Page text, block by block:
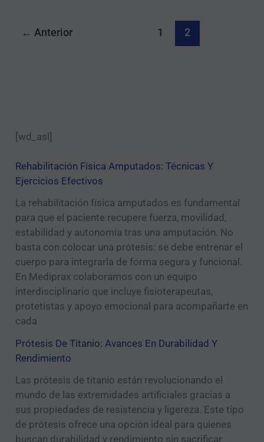
← Anterior 1 2
[wd_asl]
Rehabilitación Física Amputados: Técnicas Y
Ejercicios Efectivos
La rehabilitación física amputados es fundamental
para que el paciente recupere fuerza, movilidad,
estabilidad y autonomía tras una amputación. No
basta con colocar una prótesis: se debe entrenar el
cuerpo para integrarla de forma segura y funcional.
En Mediprax colaboramos con un equipo
interdisciplinario que incluye fisioterapeutas,
protetistas y apoyo emocional para acompañarte en
cada
Prótesis De Titanio: Avances En Durabilidad Y
Rendimiento
Las prótesis de titanio están revolucionando el
mundo de las extremidades artificiales gracias a
sus propiedades de resistencia y ligereza. Este tipo
de prótesis ofrece una opción ideal para quienes
buscan durabilidad y rendimiento sin sacrificar